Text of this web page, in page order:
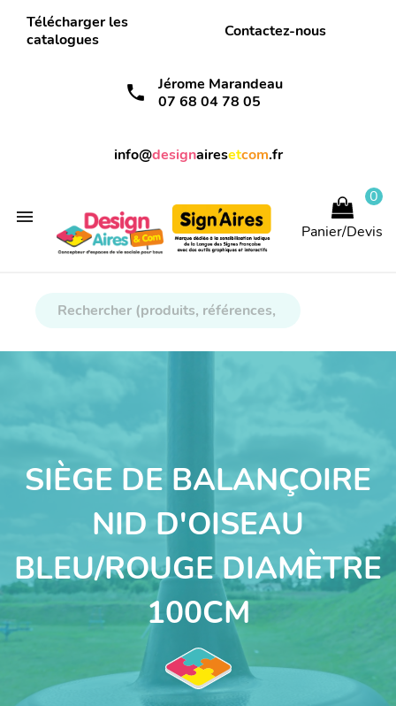
Télécharger les
catalogues
Contactez-nous
call
Jérome Marandeau
07 68 04 78 05
info@designairesetcom.fr

0
Panier/Devis
SIÈGE DE BALANÇOIRE
NID D'OISEAU
BLEU/ROUGE DIAMÈTRE
100CM